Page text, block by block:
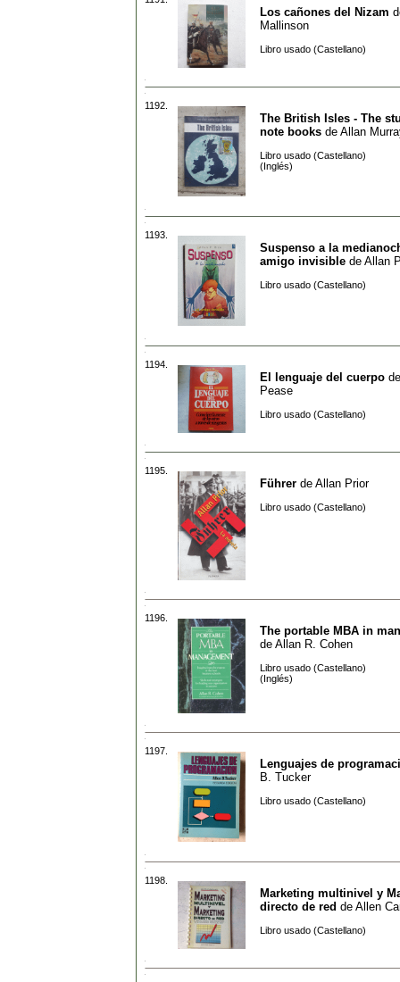
Los cañones del Nizam
Mallinson
Libro usado (Castellano)
1192.
The British Isles - The
note books de Allan
Libro usado (Castellano)
(Inglés)
1193.
Suspenso a la
amigo invisible de Allan
Libro usado (Castellano)
1194.
El lenguaje del cuerpo
Pease
Libro usado (Castellano)
1195.
Führer de Allan Prior
Libro usado (Castellano)
1196.
The portable MBA in
de Allan R. Cohen
Libro usado (Castellano)
(Inglés)
1197.
Lenguajes de
B. Tucker
Libro usado (Castellano)
1198.
Marketing multinivel y
directo de red de Allen
Libro usado (Castellano)